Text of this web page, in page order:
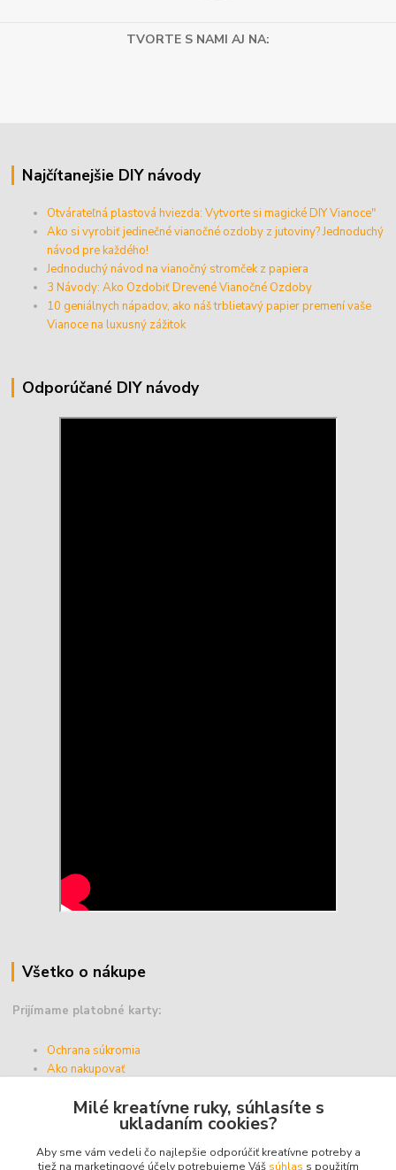
TVORTE S NAMI AJ NA:
Najčítanejšie DIY návody
Otvárateľná plastová hviezda: Vytvorte si magické DIY Vianoce"
Ako si vyrobiť jedinečné vianočné ozdoby z jutoviny? Jednoduchý
návod pre každého!
Jednoduchý návod na vianočný stromček z papiera
3 Návody: Ako Ozdobiť Drevené Vianočné Ozdoby
10 geniálnych nápadov, ako náš trblietavý papier premení vaše
Vianoce na luxusný zážitok
Odporúčané DIY návody
Všetko o nákupe
Prijímame platobné karty:
Ochrana súkromia
Ako nakupovať
Doprava a platba
Obchodné podmienky
Milé kreatívne ruky, súhlasíte s
ukladaním cookies?
Aby sme vám vedeli čo najlepšie odporúčiť kreatívne potreby a
tiež na marketingové účely potrebujeme Váš súhlas s použitím